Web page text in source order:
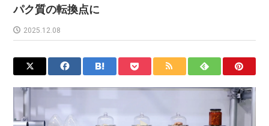
パク質の転換点に
2025.12.08